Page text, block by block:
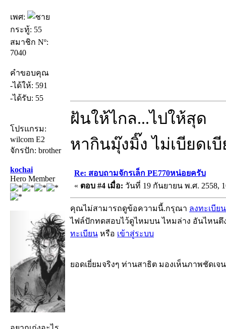
เพศ:
กระทู้: 55
สมาชิก Nº:
7040
คำขอบคุณ
-ได้ให้: 591
-ได้รับ: 55
โปรแกรม:
wilcom E2
จักรปัก: brother
ฝันให้ไกล...ไปให้สุด
หากินมุ๊งมิ๊ง ไม่เบียดเ
kochai
Hero Member
Re: สอบถามจักรเล็ก PE770หน่อยครับ
« ตอบ #4 เมื่อ: วันที่ 19 กันยายน พ.ศ. 2558,
คุณไม่สามารถดูข้อความนี้.กรุณา ลงทะเบียน
ไฟล์ปักทดสอบไว้ดูไหมบน ไหมล่าง อันไห
ทะเบียน หรือ เข้าสู่ระบบ
ยอดเยี่ยมจริงๆ ท่านสาธิต มองเห็นภาพชัดเ